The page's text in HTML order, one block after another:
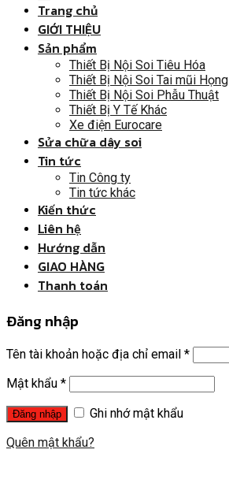
Trang chủ
GIỚI THIỆU
Sản phẩm
Thiết Bị Nội Soi Tiêu Hóa
Thiết Bị Nội Soi Tai mũi Họng
Thiết Bị Nội Soi Phẫu Thuật
Thiết Bị Y Tế Khác
Xe điện Eurocare
Sửa chữa dây soi
Tin tức
Tin Công ty
Tin tức khác
Kiến thức
Liên hệ
Hướng dẫn
GIAO HÀNG
Thanh toán
Đăng nhập
Tên tài khoản hoặc địa chỉ email *
Mật khẩu *
Ghi nhớ mật khẩu
Quên mật khẩu?